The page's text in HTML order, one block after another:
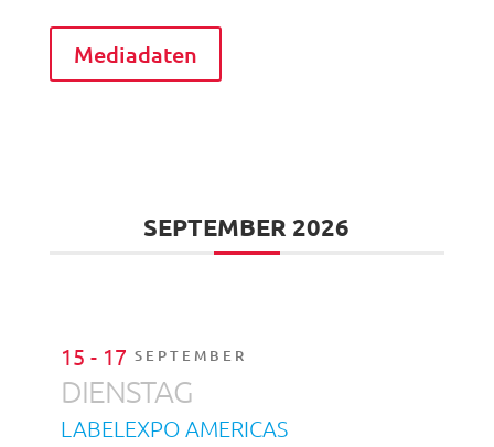
Mediadaten
SEPTEMBER 2026
15 - 17 SEPTEMBER
DIENSTAG
LABELEXPO AMERICAS